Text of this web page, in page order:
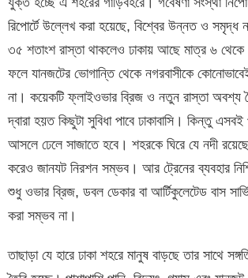
রিপোর্টে উল্লেখ করা হয়েছে, বিশ্বের উন্নত ও সমৃদ্ধ
৩৫ শতাংশ রাস্তা থাকলেও ঢাকায় আছে মাত্র ৬
ফলে যানজটের ভোগান্তি থেকে নগরবাসীকে
না। কয়েকটি ফ্লাইওভার ব্রিজ ও নতুন রাস্তা অবশ্য
দ্বারা হয়ত কিছুটা সুবিধা পাবে ঢাকাবাসি। কিন্তু
আসলে ঢেলে সাজাতে হবে। শহরকে ঘিরে যে নদী
করেও জানযট নিরশন সম্ভব। আর ট্রেনের ব্যবহার
শুধু ওভার ব্রিজ, ডবল ডেকার বা আর্টিকুলেটেড বাস
করা সম্ভব না।
তাছাড়া যে হারে ঢাকা শহরে মানুষ বাড়ছে তার সাথে